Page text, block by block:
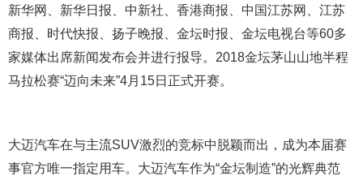
新华网、新华日报、中新社、香港商报、中国江苏网、江苏
商报、时代快报、扬子晚报、金坛时报、金坛电视台等60多
家媒体出席新闻发布会并进行报导。2018金坛茅山山地半程
马拉松赛“迈向未来”4月15日正式开赛。
大迈汽车在与主流SUV激烈的竞标中脱颖而出，成为本届赛
事官方唯一指定用车。大迈汽车作为“金坛制造”的光辉典范